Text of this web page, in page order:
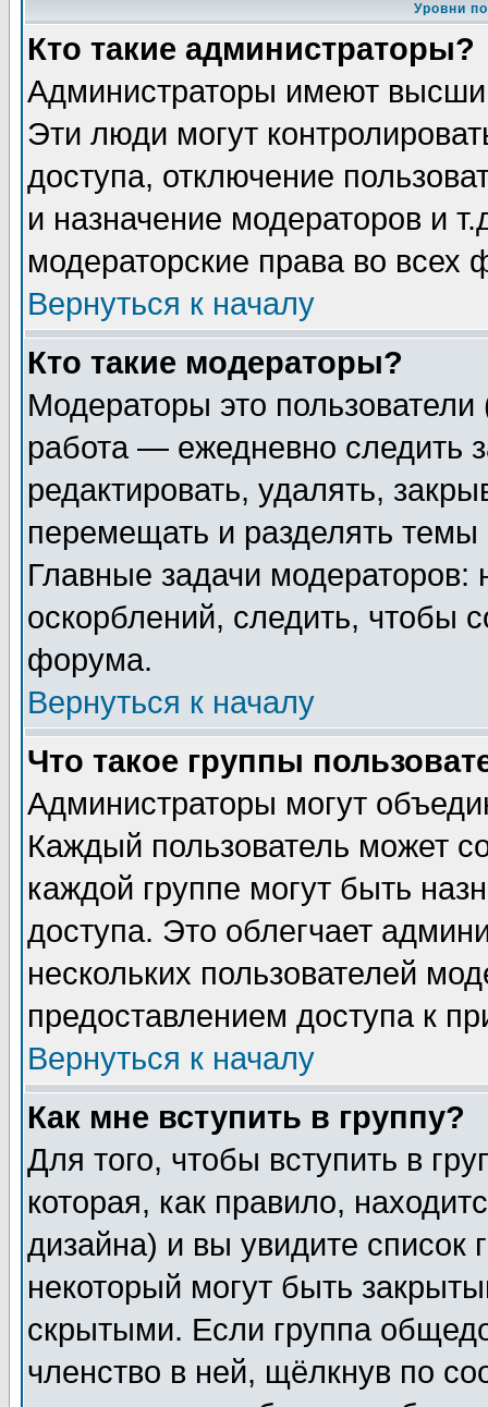
Уровни
Кто такие администраторы?
Администраторы имеют
Эти люди могут
доступа, отключение
и назначение модераторов и
модераторские права во всех
Вернуться к началу
Кто такие модераторы?
Модераторы это
работа — ежедневно следить
редактировать, удалять,
перемещать и разделять
Главные задачи
оскорблений, следить, чтобы
форума.
Вернуться к началу
Что такое группы
Администраторы могут
Каждый пользователь может
каждой группе могут быть
доступа. Это облегчает
нескольких пользователей
предоставлением доступа к
Вернуться к началу
Как мне вступить в группу?
Для того, чтобы вступить в
которая, как правило,
дизайна) и вы увидите список
некоторый могут быть
скрытыми. Если группа
членство в ней, щёлкнув по